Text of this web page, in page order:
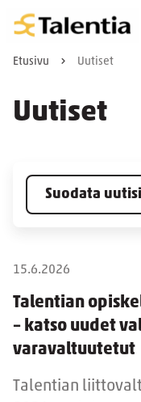
Etusivu Uutiset
Uutiset
15.6.2026
Talentian
– katso uudet
varavaltuutetut
Talentian
Suodata